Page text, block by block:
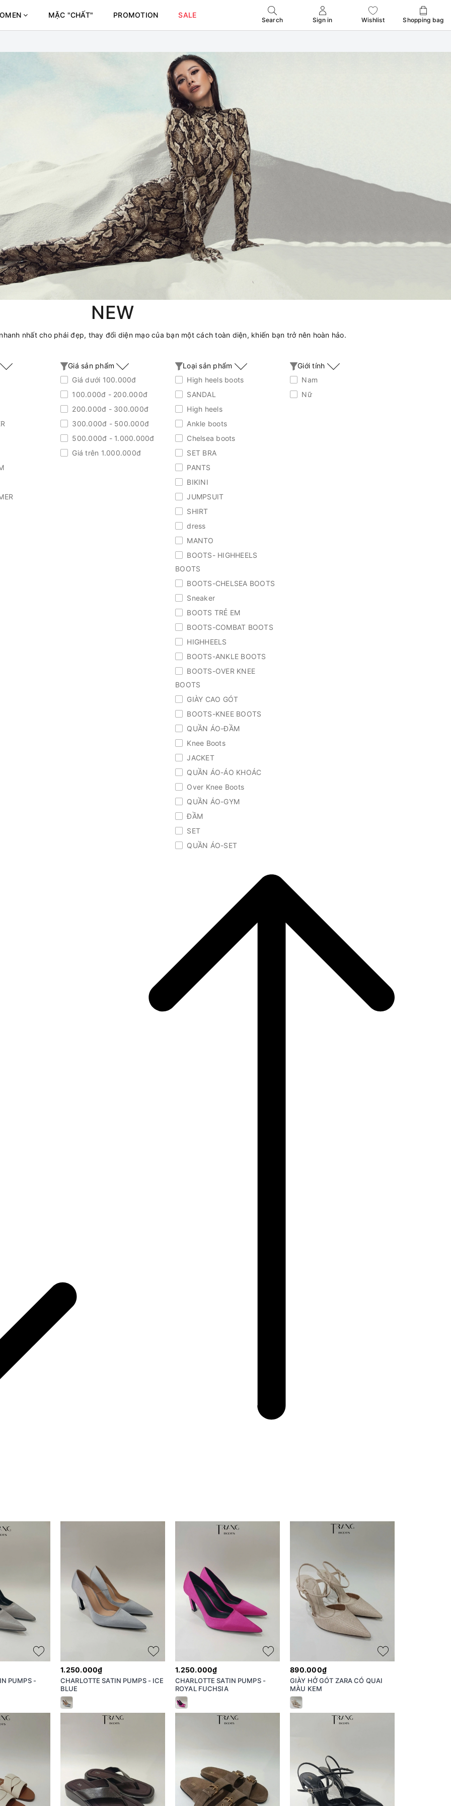
MẶC "CHẤT" PROMOTION SALE
Search Sign in Wishlist Shopping bag
NEW
nhất cho phái đẹp, thay đổi diện mạo của bạn một cách toàn diện, khiến bạn trở nên hoàn hảo.
Giá sản phẩm
Giá dưới 100.000đ
100.000đ - 200.000đ
200.000đ - 300.000đ
300.000đ - 500.000đ
500.000đ - 1.000.000đ
Giá trên 1.000.000đ
Loại sản phẩm
High heels boots
SANDAL
High heels
Ankle boots
Chelsea boots
SET BRA
PANTS
BIKINI
JUMPSUIT
SHIRT
dress
MANTO
BOOTS- HIGHHEELS
BOOTS
BOOTS-CHELSEA BOOTS
Sneaker
BOOTS TRẺ EM
BOOTS-COMBAT BOOTS
HIGHHEELS
BOOTS-ANKLE BOOTS
BOOTS-OVER KNEE
BOOTS
GIÀY CAO GÓT
BOOTS-KNEE BOOTS
QUẦN ÁO-ĐẦM
Knee Boots
JACKET
QUẦN ÁO-ÁO KHOÁC
Over Knee Boots
QUẦN ÁO-GYM
ĐẦM
SET
QUẦN ÁO-SET
Giới tính
Nam
Nữ
PUMPS -
1.250.000₫
CHARLOTTE SATIN PUMPS - ICE
BLUE
1.250.000₫
CHARLOTTE SATIN PUMPS -
ROYAL FUCHSIA
890.000₫
GIÀY HỞ GÓT ZARA CÓ QUAI
MÀU KEM